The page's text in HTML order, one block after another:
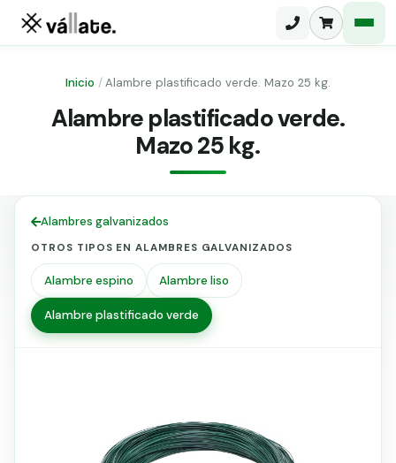
Malla electrosoldada
Malla ganadera
Malla triple torsión
Puerta abatible dos hojas
Puerta acceso peatonal
Poste malla simple torsión
Alambre de espino galvanizado
Alambre liso galvanizado
Malla ocultación 70 g/m² verde
Grapadora
Inicio / Alambre plastificado verde. Mazo 25 kg.
Alambre plastificado verde.
Mazo 25 kg.
Alambres galvanizados
OTROS TIPOS EN ALAMBRES GALVANIZADOS
Alambre espino Alambre liso
Alambre plastificado verde